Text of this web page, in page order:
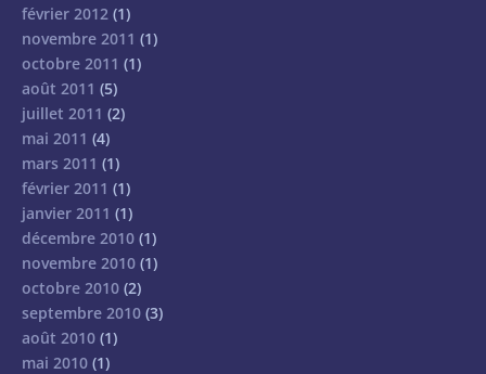
février 2012 (1)
novembre 2011 (1)
octobre 2011 (1)
août 2011 (5)
juillet 2011 (2)
mai 2011 (4)
mars 2011 (1)
février 2011 (1)
janvier 2011 (1)
décembre 2010 (1)
novembre 2010 (1)
octobre 2010 (2)
septembre 2010 (3)
août 2010 (1)
mai 2010 (1)